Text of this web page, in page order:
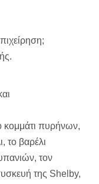
διπλός-κυλίνδρων
κομμάτι πυρήνων,
το βαρέλι
τον
της Shelby,